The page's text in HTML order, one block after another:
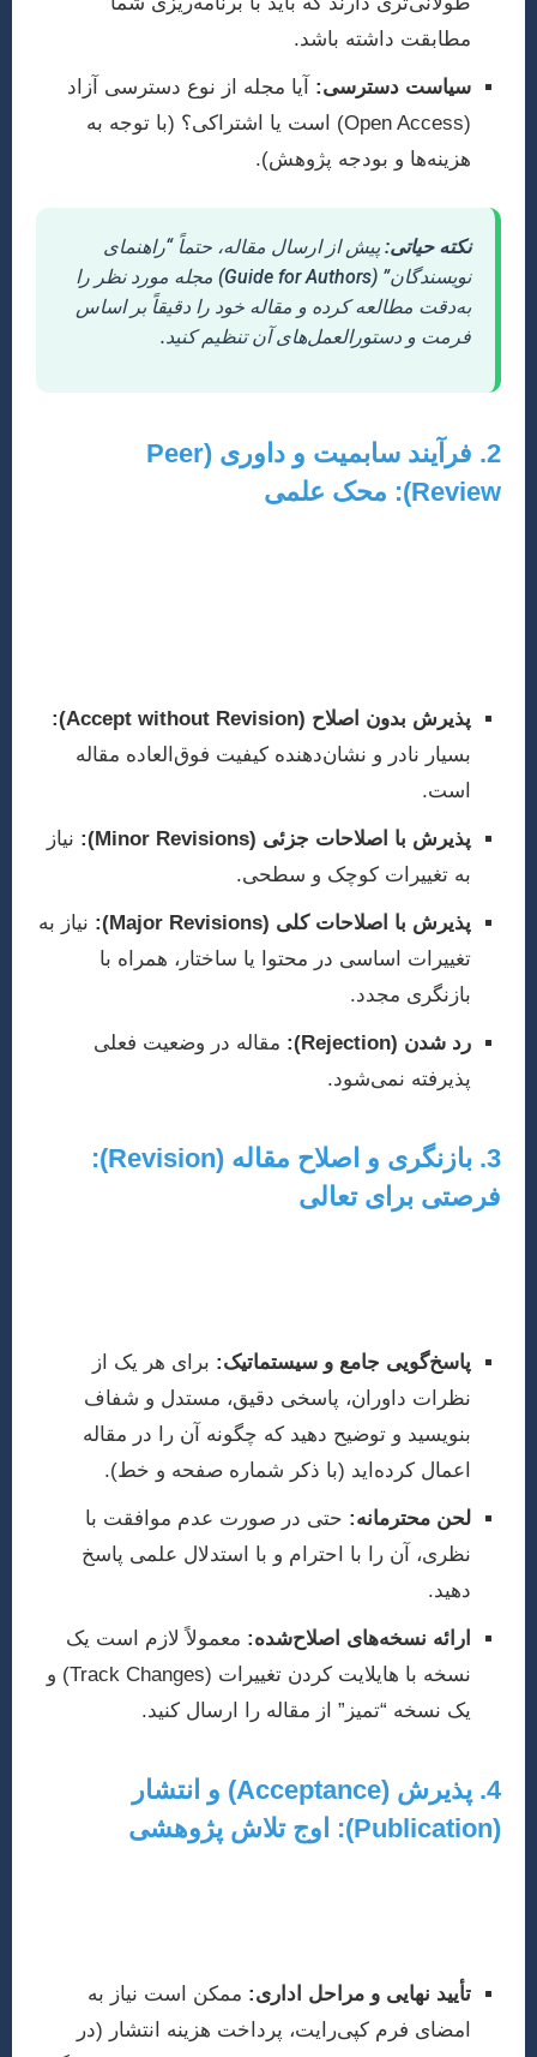
مطابقت داشته باشد.
سیاست دسترسی: آیا مجله از نوع دسترسی آزاد
(Open Access) است یا اشتراکی؟ (با توجه به
هزینه‌ها و بودجه پژوهش).
نکته حیاتی: پیش از ارسال مقاله، حتماً “راهنمای
نویسندگان” (Guide for Authors) مجله مورد نظر را
به‌دقت مطالعه کرده و مقاله خود را دقیقاً بر اساس
فرمت و دستورالعمل‌های آن تنظیم کنید.
2. فرآیند سابمیت و داوری (Peer
Review): محک علمی
پذیرش بدون اصلاح (Accept without Revision):
بسیار نادر و نشان‌دهنده کیفیت فوق‌العاده مقاله
است.
پذیرش با اصلاحات جزئی (Minor Revisions):
نیاز
به تغییرات کوچک و سطحی.
پذیرش با اصلاحات کلی (Major Revisions):
نیاز به
تغییرات اساسی در محتوا یا ساختار، همراه با
بازنگری مجدد.
رد شدن (Rejection):
مقاله در وضعیت فعلی
پذیرفته نمی‌شود.
3. بازنگری و اصلاح مقاله (Revision):
فرصتی برای تعالی
پاسخ‌گویی جامع و سیستماتیک: برای هر یک از
نظرات داوران، پاسخی دقیق، مستدل و شفاف
بنویسید و توضیح دهید که چگونه آن را در مقاله
اعمال کرده‌اید (با ذکر شماره صفحه و خط).
لحن محترمانه: حتی در صورت عدم موافقت با
نظری، آن را با احترام و با استدلال علمی پاسخ
دهید.
ارائه نسخه‌های اصلاح‌شده: معمولاً لازم است یک
نسخه با هایلایت کردن تغییرات (Track Changes) و
یک نسخه “تمیز” از مقاله را ارسال کنید.
4. پذیرش (Acceptance) و انتشار
(Publication): اوج تلاش پژوهشی
تأیید نهایی و مراحل اداری: ممکن است نیاز به
امضای فرم کپی‌رایت، پرداخت هزینه انتشار (در